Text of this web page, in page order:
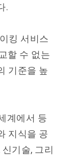
.
킹 서비스
할 수 없는
기준을 높
계에서 등
지식을 공
기술, 그리